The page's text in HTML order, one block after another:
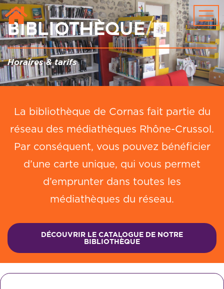
Passer au contenu principal
Bibliothèque
Horaires & tarifs
La bibliothèque de Cornas fait partie du
réseau des médiathèques Rhône-Crussol.
Par conséquent, vous pouvez bénéficier
d’une carte unique, qui vous permet
d’emprunter dans toutes les
médiathèques du réseau.
DÉCOUVRIR LE CATALOGUE DE NOTRE
BIBLIOTHÈQUE